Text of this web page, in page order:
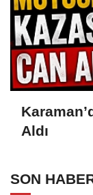
Aldı
SON